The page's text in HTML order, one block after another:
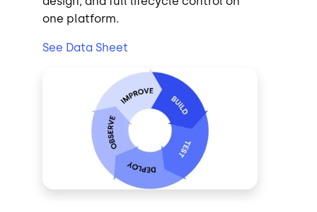
one platform.
See Data Sheet